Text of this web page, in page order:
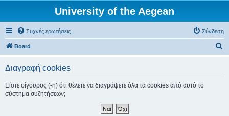
University of the Aegean
Συχνές ερωτήσεις Σύνδεση
Board
Διαγραφή cookies
Είστε σίγουρος (-η) ότι θέλετε να διαγράψετε όλα τα cookies από αυτό το
σύστημα συζητήσεων;